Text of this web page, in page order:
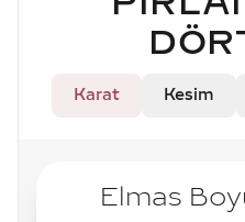
Karat Kesim
Elmas